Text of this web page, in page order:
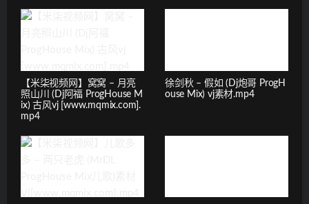
【米柒视频网】窝窝 – 月亮
照山川 (Dj阿福 ProgHouse M
ix) 古风vj [www.mqmix.com].
mp4
徐剑秋 – 假如 (Dj炮哥 ProgH
ouse Mix) vj素材.mp4